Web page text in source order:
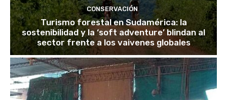
CONSERVACIÓN
Turismo forestal en Sudamérica: la
sostenibilidad y la ‘soft adventure’ blindan al
sector frente a los vaivenes globales